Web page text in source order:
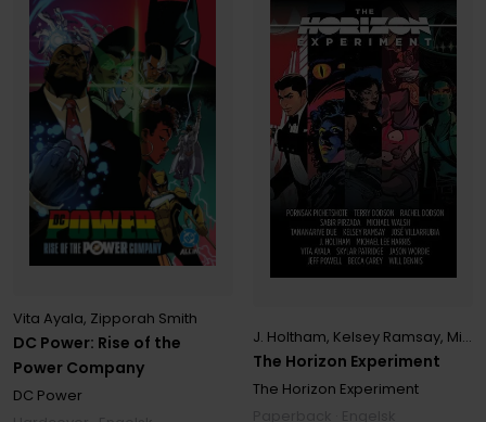
DC Power: Rise of the
Power Company
Vita Ayala, Zipporah Smith
DC Power
The Horizon Experiment
J. Holtham, Kelsey Ramsay, Michael Lee Harris
The Horizon Experiment